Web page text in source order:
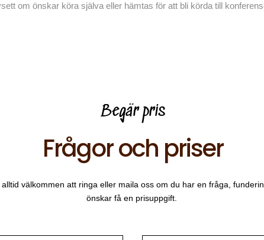
om önskar köra själva eller hämtas för att bli körda till
Begär pris
Frågor och priser
välkommen att ringa eller maila oss om du har en fråga,
önskar få en prisuppgift.